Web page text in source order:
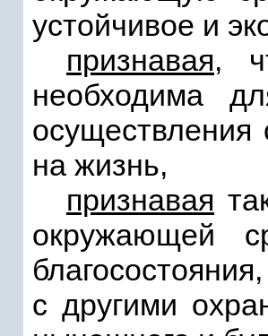
устойчивое и
признавая,
необходима
на жизнь,
признавая
окружающей
с другими